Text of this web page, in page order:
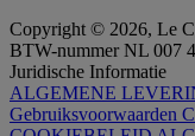
Copyright © 2026, Le
BTW-nummer NL 007
Juridische Informatie
ALGEMENE
Gebruiksvoorwaarden